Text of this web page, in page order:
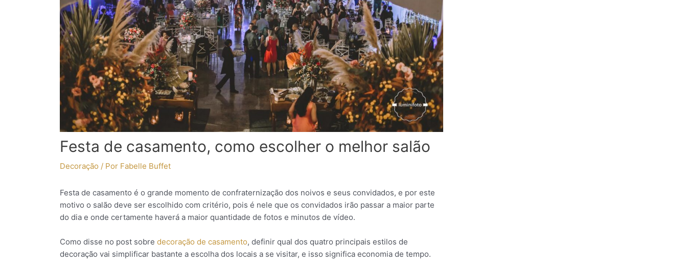
Festa de casamento, como escolher o melhor salão
Decoração / Por Fabelle Buffet
Festa de casamento é o grande momento de confraternização dos noivos e seus convidados, e por este
motivo o salão deve ser escolhido com critério, pois é nele que os convidados irão passar a maior parte
do dia e onde certamente haverá a maior quantidade de fotos e minutos de vídeo.
Como disse no post sobre decoração de casamento, definir qual dos quatro principais estilos de
decoração vai simplificar bastante a escolha dos locais a se visitar, e isso significa economia de tempo.